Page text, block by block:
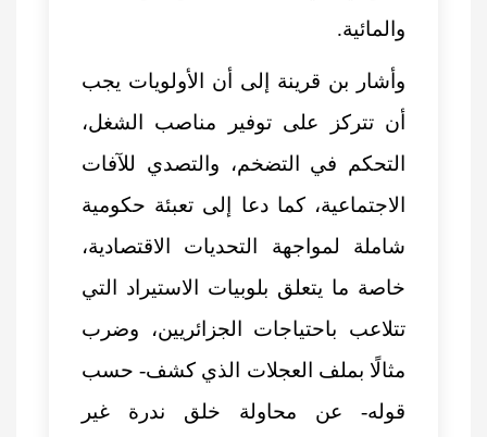
والمائية.
وأشار بن قرينة إلى أن الأولويات يجب
أن تتركز على توفير مناصب الشغل،
التحكم في التضخم، والتصدي للآفات
الاجتماعية، كما دعا إلى تعبئة حكومية
شاملة لمواجهة التحديات الاقتصادية،
خاصة ما يتعلق بلوبيات الاستيراد التي
تتلاعب باحتياجات الجزائريين، وضرب
مثالًا بملف العجلات الذي كشف- حسب
قوله- عن محاولة خلق ندرة غير